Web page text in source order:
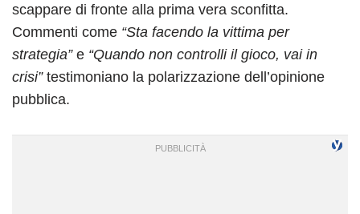
scappare di fronte alla prima vera sconfitta.
Commenti come “Sta facendo la vittima per
strategia”e “Quando non controlli il gioco, vai in
crisi”testimoniano la polarizzazione dell’opinione
pubblica.